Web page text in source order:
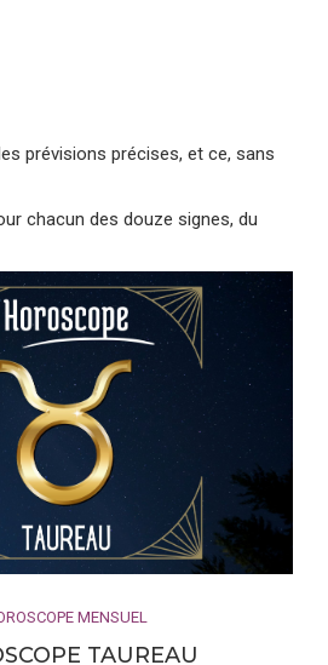
prévisions précises, et ce, sans
chacun des douze signes, du
prévisions astrologiques
clé en astrologie. En
qui influencent vos
astrales basées sur votre
à venir. Ainsi, notre horoscope
l’univers a à offrir.
merveilleux mystères de
MENSUEL
TAUREAU